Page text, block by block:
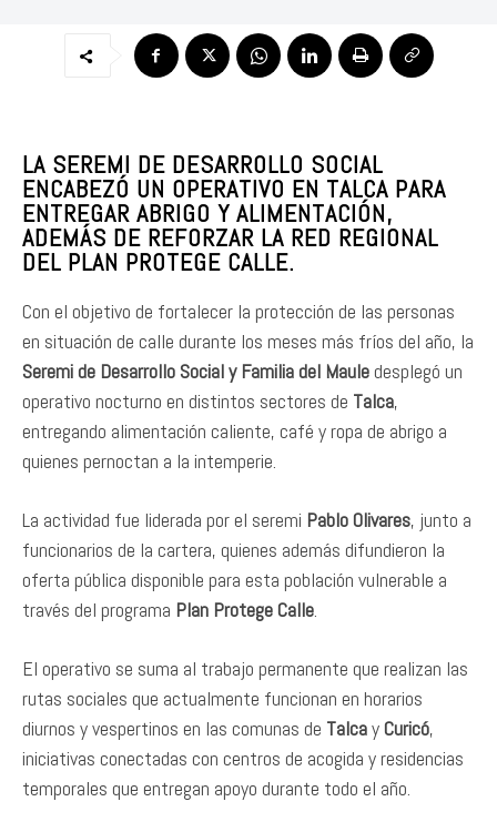
LA SEREMI DE DESARROLLO SOCIAL
ENCABEZÓ UN OPERATIVO EN TALCA PARA
ENTREGAR ABRIGO Y ALIMENTACIÓN,
ADEMÁS DE REFORZAR LA RED REGIONAL
DEL PLAN PROTEGE CALLE.
Con el objetivo de fortalecer la protección de las personas
en situación de calle durante los meses más fríos del año, la
Seremi de Desarrollo Social y Familia del Mauledesplegó un
operativo nocturno en distintos sectores de Talca,
entregando alimentación caliente, café y ropa de abrigo a
quienes pernoctan a la intemperie.
La actividad fue liderada por el seremi Pablo Olivares, junto a
funcionarios de la cartera, quienes además difundieron la
oferta pública disponible para esta población vulnerable a
través del programa Plan Protege Calle.
El operativo se suma al trabajo permanente que realizan las
rutas sociales que actualmente funcionan en horarios
diurnos y vespertinos en las comunas de TalcayCuricó,
iniciativas conectadas con centros de acogida y residencias
temporales que entregan apoyo durante todo el año.